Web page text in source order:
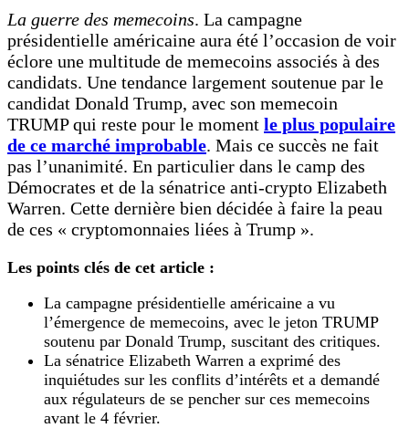
La guerre des memecoins. La campagne
présidentielle américaine aura été l’occasion de voir
éclore une multitude de memecoins associés à des
candidats. Une tendance largement soutenue par le
candidat Donald Trump, avec son memecoin
TRUMP qui reste pour le moment le plus populaire
de ce marché improbable. Mais ce succès ne fait
pas l’unanimité. En particulier dans le camp des
Démocrates et de la sénatrice anti-crypto Elizabeth
Warren. Cette dernière bien décidée à faire la peau
de ces « cryptomonnaies liées à Trump ».
Les points clés de cet article :
La campagne présidentielle américaine a vu
l’émergence de memecoins, avec le jeton TRUMP
soutenu par Donald Trump, suscitant des critiques.
La sénatrice Elizabeth Warren a exprimé des
inquiétudes sur les conflits d’intérêts et a demandé
aux régulateurs de se pencher sur ces memecoins
avant le 4 février.